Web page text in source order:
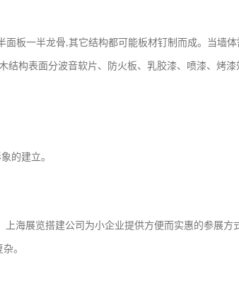
面板一半龙骨,其它结构都可能板材钉制而成。当墙
结构表面分波音软片、防火板、乳胶漆、喷漆、烤
的建立。
上海展览搭建公司为小企业提供方便而实惠的参展方
。